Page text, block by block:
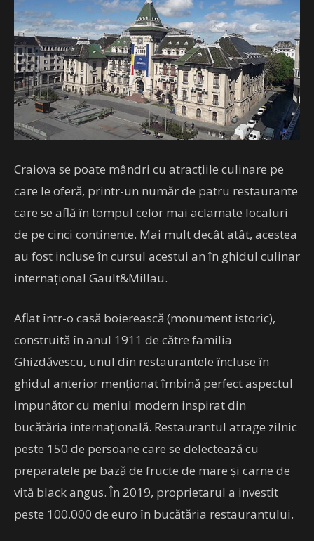
Craiova se poate mândri cu atracţiile culinare pe
care le oferă, printr-un număr de patru restaurante
care se află în tompul celor mai aclamate localuri
de pe cinci continente. Mai mult decât atât, acestea
au fost incluse în cursul acestui an în ghidul culinar
internaţional Gault&Millau.
Aflat într-o casă boierească (monument istoric),
construită în anul 1911 de către familia
Ghizdăvescu, unul din restaurantele încluse în
ghidul anterior menţionat îmbină perfect aspectul
impunător cu meniul modern inspirat din
bucătăria internaţională. Restaurantul atrage zilnic
peste 150 de persoane care se delectează cu
preparatele pe bază de fructe de mare şi carne de
vită black angus. În 2019, proprietarul a investit
peste 100.000 de euro în bucătăria restaurantului.